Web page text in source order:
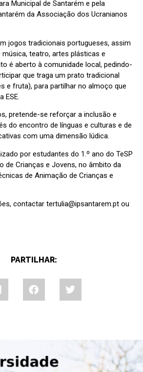
Municipal de Santarém e pela
da Associação dos Ucranianos
jogos tradicionais portugueses, assim
teatro, artes plásticas e
é aberto à comunidade local, pedindo-
que traga um prato tradicional
e fruta), para partilhar no almoço que
ESE.
pretende-se reforçar a inclusão e
do encontro de línguas e culturas e de
com uma dimensão lúdica.
por estudantes do 1.º ano do TeSP
de Crianças e Jovens, no âmbito da
de Animação de Crianças e
contactar tertulia@ipsantarem.pt ou
PARTILHAR: